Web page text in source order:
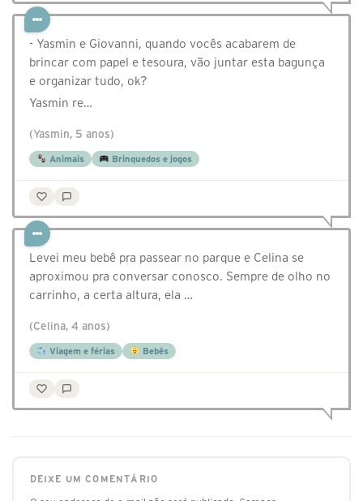
- Yasmin e Giovanni, quando vocês acabarem de
brincar com papel e tesoura, vão juntar esta bagunça
e organizar tudo, ok?
Yasmin re…
(Yasmin, 5 anos)
Animais Brinquedos e jogos
Levei meu bebê pra passear no parque e Celina se
aproximou pra conversar conosco. Sempre de olho no
carrinho, a certa altura, ela …
(Celina, 4 anos)
Viagem e férias Bebês
DEIXE UM COMENTÁRIO